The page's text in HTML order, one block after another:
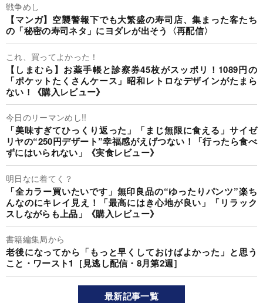
戦争めし
【マンガ】空襲警報下でも大繁盛の寿司店、集まった客たち
の「秘密の寿司ネタ」にヨダレが出そう〈再配信〉
これ、買ってよかった！
【しまむら】お薬手帳と診察券45枚がスッポリ！1089円の
「ポケットたくさんケース」昭和レトロなデザインがたまら
ない！《購入レビュー》
今日のリーマンめし!!
「美味すぎてひっくり返った」「まじ無限に食える」サイゼ
リヤの“250円デザート”幸福感がえげつない！「行ったら食べ
ずにはいられない」《実食レビュー》
明日なに着てく？
「全カラー買いたいです」無印良品の“ゆったりパンツ”楽ち
んなのにキレイ見え！「最高にはき心地が良い」「リラック
スしながらも上品」《購入レビュー》
書籍編集局から
老後になってから「もっと早くしておけばよかった」と思う
こと・ワースト1［見逃し配信・8月第2週］
最新記事一覧